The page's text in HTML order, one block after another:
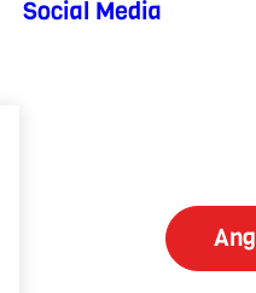
Social Media